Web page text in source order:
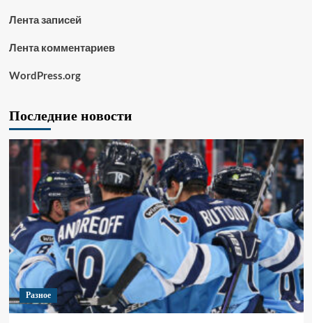
Лента записей
Лента комментариев
WordPress.org
Последние новости
Разное